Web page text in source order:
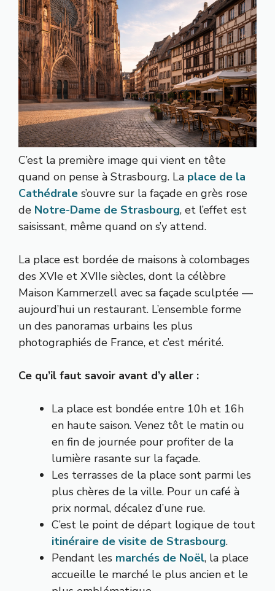
C’est la première image qui vient en tête
quand on pense à Strasbourg. La place de la
Cathédrale s’ouvre sur la façade en grès rose
de Notre-Dame de Strasbourg, et l’effet est
saisissant, même quand on s’y attend.
La place est bordée de maisons à colombages
des XVIe et XVIIe siècles, dont la célèbre
Maison Kammerzell avec sa façade sculptée —
aujourd’hui un restaurant. L’ensemble forme
un des panoramas urbains les plus
photographiés de France, et c’est mérité.
Ce qu’il faut savoir avant d’y aller :
La place est bondée entre 10h et 16h
en haute saison. Venez tôt le matin ou
en fin de journée pour profiter de la
lumière rasante sur la façade.
Les terrasses de la place sont parmi les
plus chères de la ville. Pour un café à
prix normal, décalez d’une rue.
C’est le point de départ logique de tout
itinéraire de visite de Strasbourg.
Pendant les marchés de Noël, la place
accueille le marché le plus ancien et le